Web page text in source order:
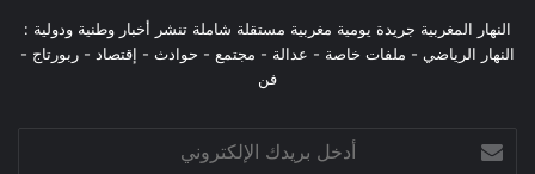
النهار المغربية جريدة يومية مغربية مستقلة شاملة تنشر أخبار وطنية ودولية :
النهار الرياضي - ملفات خاصة - عدالة - مجتمع - حوادث - إقتصاد - ربورتاج -
فن
أدخل
بريدك